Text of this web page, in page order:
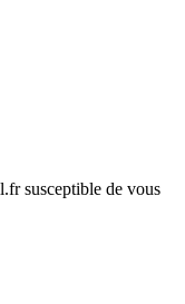
susceptible de vous